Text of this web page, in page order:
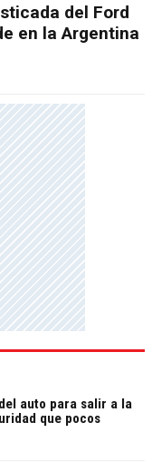
del Ford
en la Argentina
auto para salir a la
que pocos